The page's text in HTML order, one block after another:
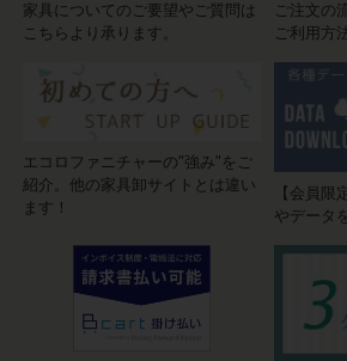
家具についてのご要望やご質問は
こちらより承ります。
ご注文の
ご利用方
エコロファニチャーの"強み"をご
紹介。他の家具卸サイトとは違い
ます！
【会員限
やデータ